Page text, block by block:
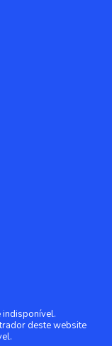
indisponível.
deste website